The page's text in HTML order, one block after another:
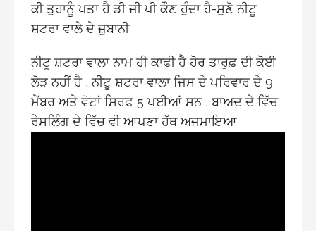
ਕੀ ਤੁਹਾਨੂੰ ਪਤਾ ਹੈ ਡੀ ਜੀ ਪੀ ਕੌਣ ਹੁੰਦਾ ਹੈ-ਸੁਣੋ ਨੀਟੂ
ਸ਼ਟਰਾ ਵਾਲੇ ਦੇ ਜ਼ੁਬਾਨੀ
ਨੀਟੂ ਸ਼ਟਰਾ ਵਾਲਾ ਨਾਮ ਹੀ ਕਾਫੀ ਹੈ ਹੋਰ ਤਾਰੁਫ਼ ਦੀ ਕੋਈ
ਲੋੜ ਨਹੀਂ ਹੈ , ਨੀਟੂ ਸ਼ਟਰਾ ਵਾਲਾ ਜਿਸ ਦੇ ਪਰਿਵਾਰ ਦੇ 9
ਮੇਂਬਰ ਅਤੇ ਵੋਟਾਂ ਸਿਰਫ 5 ਪਈਆਂ ਸਨ , ਬਾਅਦ ਦੇ ਵਿੱਚ
ਰੇਸਲਿੰਗ ਦੇ ਵਿੱਚ ਵੀ ਆਪਣਾ ਹੱਥ ਅਜਮਾਇਆ